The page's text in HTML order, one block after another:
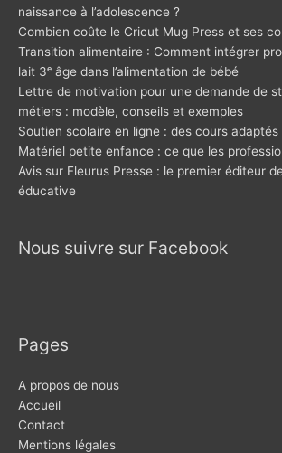
naissance à l’adolescence ?
Combien coûte le Cricut Mug Press et ses
Transition alimentaire : Comment intégrer
lait 3ᵉ âge dans l’alimentation de bébé
Lettre de motivation pour une demande de
métiers : modèle, conseils et exemples
Soutien scolaire en ligne : des cours
Matériel petite enfance : ce que les
Avis sur Fleurus Presse : le premier éditeur
éducative
Nous suivre sur Facebook
Pages
A propos de nous
Accueil
Contact
Mentions légales